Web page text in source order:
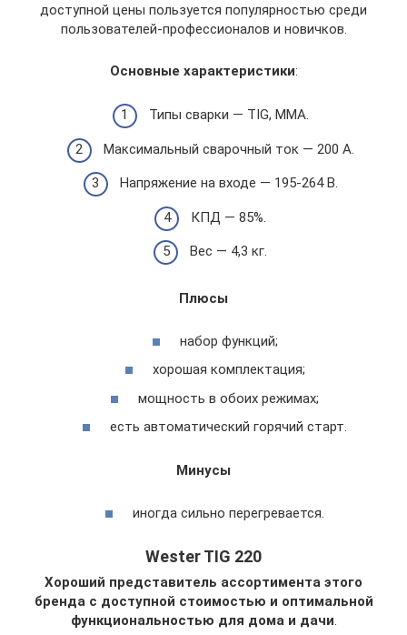
доступной цены пользуется популярностью среди
пользователей-профессионалов и новичков.
Основные характеристики:
Типы сварки — TIG, MMA.
Максимальный сварочный ток — 200 А.
Напряжение на входе — 195-264 В.
КПД — 85%.
Вес — 4,3 кг.
Плюсы
набор функций;
хорошая комплектация;
мощность в обоих режимах;
есть автоматический горячий старт.
Минусы
иногда сильно перегревается.
Wester TIG 220
Хороший представитель ассортимента этого
бренда с доступной стоимостью и оптимальной
функциональностью для дома и дачи.